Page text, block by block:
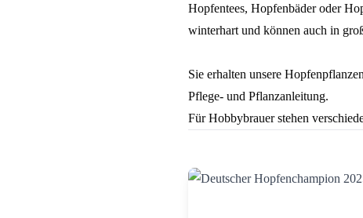
Hopfentees, Hopfenbäder oder
winterhart und können auch in
Sie erhalten unsere
Pflege- und Pflanzanleitung.
Für Hobbybrauer stehen